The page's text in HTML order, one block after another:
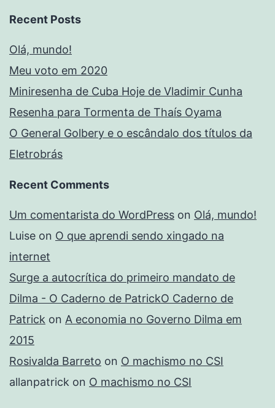
Recent Posts
Olá, mundo!
Meu voto em 2020
Miniresenha de Cuba Hoje de Vladimir Cunha
Resenha para Tormenta de Thaís Oyama
O General Golbery e o escândalo dos títulos da
Eletrobrás
Recent Comments
Um comentarista do WordPress on Olá, mundo!
Luise on O que aprendi sendo xingado na
internet
Surge a autocrítica do primeiro mandato de
Dilma - O Caderno de PatrickO Caderno de
Patrick on A economia no Governo Dilma em
2015
Rosivalda Barreto on O machismo no CSI
allanpatrick on O machismo no CSI